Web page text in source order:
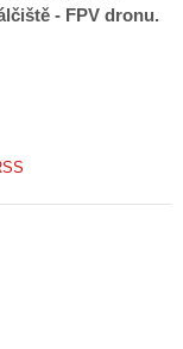
- FPV dronu.